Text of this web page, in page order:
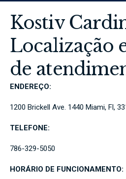
Kostiv
Localização
de
ENDEREÇO:
1200 Brickell Ave. 1440 Miami, Fl,
TELEFONE:
786-329-5050
HORÁRIO DE FUNCIONAMENTO: